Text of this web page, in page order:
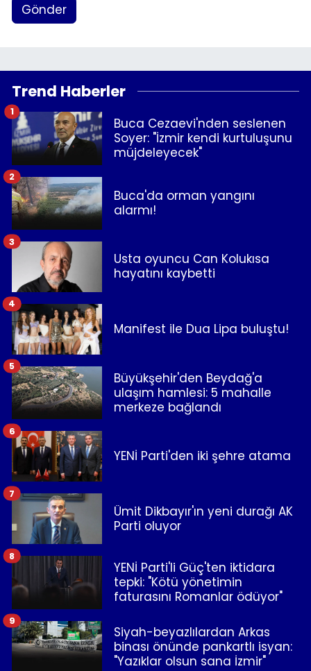
Gönder
Trend Haberler
Buca Cezaevi'nden seslenen
Soyer: "İzmir kendi kurtuluşunu
müjdeleyecek"
1
Buca'da orman yangını
alarmı!
2
Usta oyuncu Can Kolukısa
hayatını kaybetti
3
Manifest ile Dua Lipa buluştu!
4
Büyükşehir'den Beydağ'a
ulaşım hamlesi: 5 mahalle
merkeze bağlandı
5
YENİ Parti'den iki şehre atama
6
Ümit Dikbayır'ın yeni durağı AK
Parti oluyor
7
YENİ Parti'li Güç'ten iktidara
tepki: "Kötü yönetimin
faturasını Romanlar ödüyor"
8
Siyah-beyazlılardan Arkas
binası önünde pankartlı isyan:
"Yazıklar olsun sana İzmir"
9